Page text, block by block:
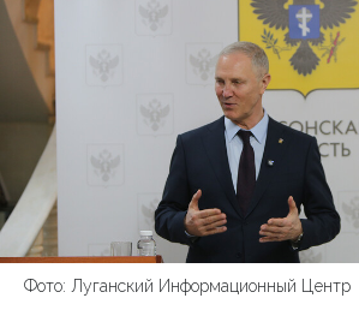
Фото: Луганский Информационный Центр